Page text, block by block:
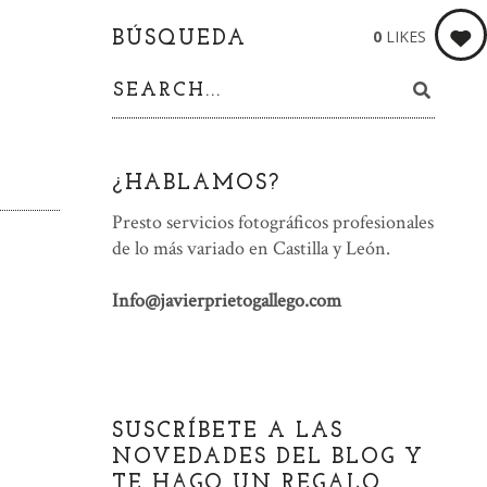
0 LIKES
BÚSQUEDA
¿HABLAMOS?
Presto servicios fotográficos profesionales
de lo más variado en Castilla y León.
Info@javierprietogallego.com
SUSCRÍBETE A LAS
NOVEDADES DEL BLOG Y